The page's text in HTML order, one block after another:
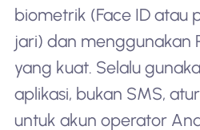
biometrik (Face ID atau
jari) dan menggunakan
yang kuat. Selalu
aplikasi, bukan SMS,
untuk akun operator